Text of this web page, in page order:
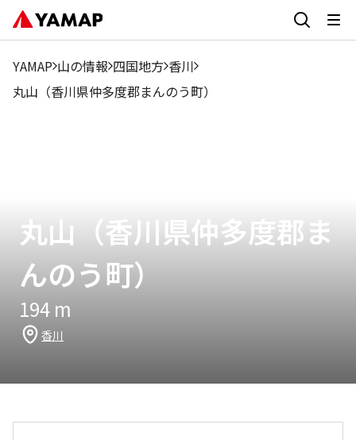
YAMAP 山の情報 四国地方 香川
丸山（香川県仲多度郡まんのう町）
丸山（香川県仲多度郡ま
んのう町）
194 m
香川